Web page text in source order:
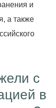
и
а также
с
в